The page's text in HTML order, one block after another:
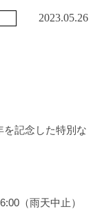
2023.05.26
を記念した特別な
（雨天中止）